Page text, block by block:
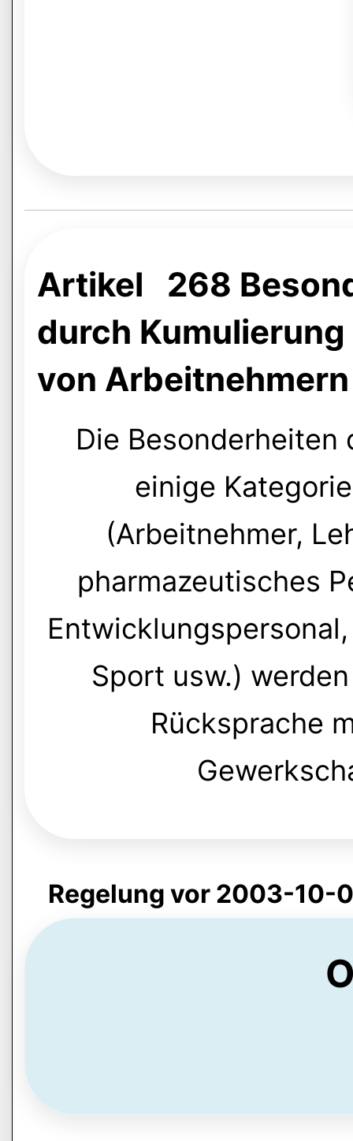
Artikel 268
durch
von Arbeitnehmern
Die
einige
(Arbeitnehmer,
pharmazeutisches
Sport usw.)
Rücksprache
Regelung vor 2003-10-